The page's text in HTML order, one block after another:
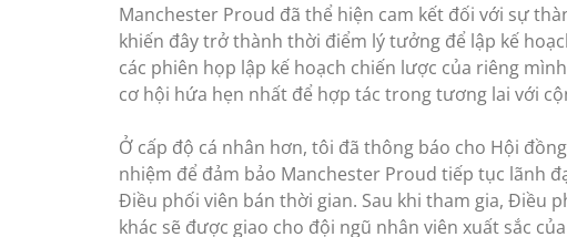
Manchester Proud đã thể hiện cam kết đối với sự
khiến đây trở thành thời điểm lý tưởng để lập kế
các phiên họp lập kế hoạch chiến lược của riêng
cơ hội hứa hẹn nhất để hợp tác trong tương lai với
Ở cấp độ cá nhân hơn, tôi đã thông báo cho Hội
nhiệm để đảm bảo Manchester Proud tiếp tục lãnh
Điều phối viên bán thời gian. Sau khi tham gia, Điều
khác sẽ được giao cho đội ngũ nhân viên xuất sắc